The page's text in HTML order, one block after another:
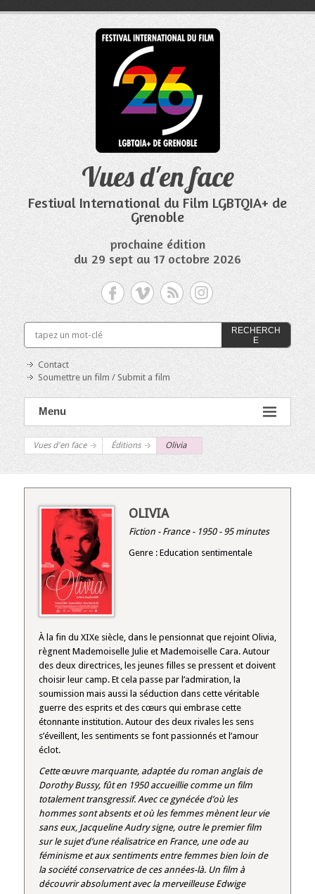
Vues d'en face
Festival International du Film LGBTQIA+ de
Grenoble
prochaine édition
du 29 sept au 17 octobre 2026
RECHERCH
E
Contact
Soumettre un film / Submit a film
Menu
Vues d'en face Éditions Olivia
OLIVIA
Fiction - France - 1950 - 95 minutes
Genre : Education sentimentale
À la fin du XIXe siècle, dans le pensionnat que rejoint Olivia,
règnent Mademoiselle Julie et Mademoiselle Cara. Autour
des deux directrices, les jeunes filles se pressent et doivent
choisir leur camp. Et cela passe par l’admiration, la
soumission mais aussi la séduction dans cette véritable
guerre des esprits et des cœurs qui embrase cette
étonnante institution. Autour des deux rivales les sens
s’éveillent, les sentiments se font passionnés et l’amour
éclot.
Cette œuvre marquante, adaptée du roman anglais de
Dorothy Bussy, fût en 1950 accueillie comme un film
totalement transgressif. Avec ce gynécée d’où les
hommes sont absents et où les femmes mènent leur vie
sans eux, Jacqueline Audry signe, outre le premier film
sur le sujet d’une réalisatrice en France, une ode au
féminisme et aux sentiments entre femmes bien loin de
la société conservatrice de ces années-là. Un film à
découvrir absolument avec la merveilleuse Edwige